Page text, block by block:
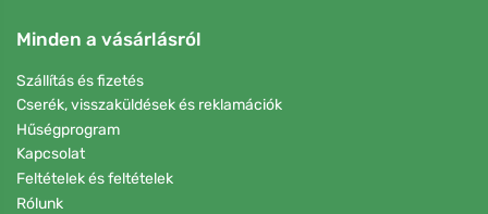
Minden a vásárlásról
Szállítás és fizetés
Cserék, visszaküldések és reklamációk
Hűségprogram
Kapcsolat
Feltételek és feltételek
Rólunk